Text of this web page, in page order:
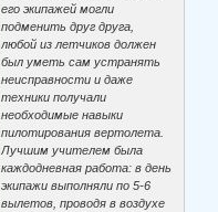
его экипажей могли
подменить друг друга,
любой из летчиков должен
был уметь сам устранять
неисправности и даже
техники получали
необходимые навыки
пилотирования вертолета.
Лучшим учителем была
каждодневная работа: в день
экипажи выполняли по 5-6
вылетов, проводя в воздухе